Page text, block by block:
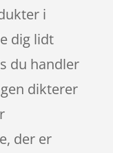
i
dig lidt
du handler
dikterer
der er